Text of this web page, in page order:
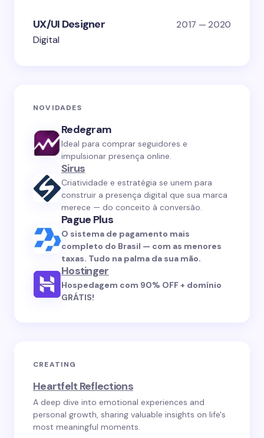
UX/UI Designer 2017 — 2020
Digital
NOVIDADES
Redegram
Ideal para comprar seguidores e
impulsionar presença online.
Sirus
Criatividade e estratégia se unem para
construir a presença digital que sua marca
merece — do conceito à conversão.
Pague Plus
O sistema de pagamento mais
completo do Brasil — com as menores
taxas. Tudo na palma da sua mão.
Hostinger
Hospedagem com 90% OFF + domínio
GRÁTIS!
CREATING
Heartfelt Reflections
A deep dive into emotional experiences and
personal growth, sharing valuable insights on life's
most meaningful moments.